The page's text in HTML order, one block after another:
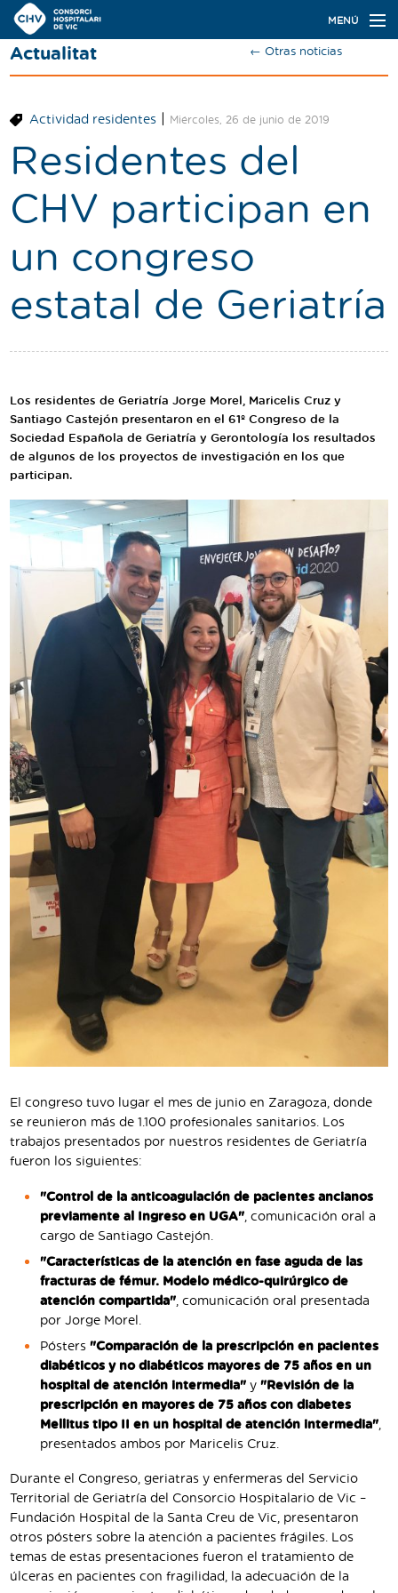
Navegación
principal
MENÚ
Actualidad
Oferta de plazas
Ser residente
Contacto
Buscador
Traductor
Segueix-nos:
Actualitat ← Otras noticias
Actividad residentes| Miércoles, 26 de junio de 2019
Residentes del
CHV participan en
un congreso
estatal de Geriatría
Los residentes de Geriatría Jorge Morel, Maricelis Cruz y
Santiago Castejón presentaron en el 61º Congreso de la
Sociedad Española de Geriatría y Gerontología los resultados
de algunos de los proyectos de investigación en los que
participan.
El congreso tuvo lugar el mes de junio en Zaragoza, donde
se reunieron más de 1.100 profesionales sanitarios. Los
trabajos presentados por nuestros residentes de Geriatría
fueron los siguientes:
"Control de la anticoagulación de pacientes ancianos
previamente al Ingreso en UGA", comunicación oral a
cargo de Santiago Castejón.
"Características de la atención en fase aguda de las
fracturas de fémur. Modelo médico-quirúrgico de
atención compartida", comunicación oral presentada
por Jorge Morel.
Pósters "Comparación de la prescripción en pacientes
diabéticos y no diabéticos mayores de 75 años en un
hospital de atención intermedia" y "Revisión de la
prescripción en mayores de 75 años con diabetes
Mellitus tipo II en un hospital de atención intermedia",
presentados ambos por Maricelis Cruz.
Durante el Congreso, geriatras y enfermeras del Servicio
Territorial de Geriatría del Consorcio Hospitalario de Vic –
Fundación Hospital de la Santa Creu de Vic, presentaron
otros pósters sobre la atención a pacientes frágiles. Los
temas de estas presentaciones fueron el tratamiento de
úlceras en pacientes con fragilidad, la adecuación de la